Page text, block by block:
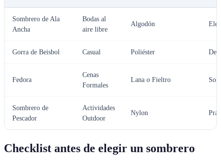
Sombrero de Ala
Ancha
Bodas al
aire libre
Algodón
Gorra de Beisbol Casual Poliéster
Fedora
Cenas
Formales
Lana o Fieltro
Sombrero de
Pescador
Actividades
Outdoor
Nylon
Checklist antes de elegir un sombrero